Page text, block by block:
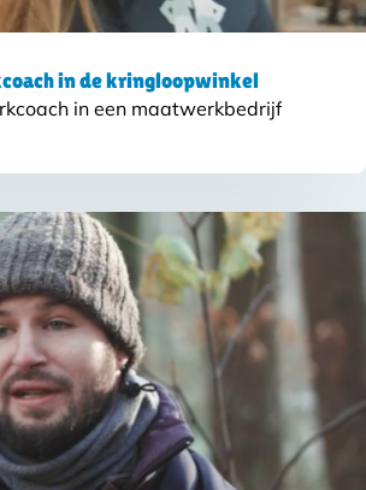
in de kringloopwinkel
in een maatwerkbedrijf